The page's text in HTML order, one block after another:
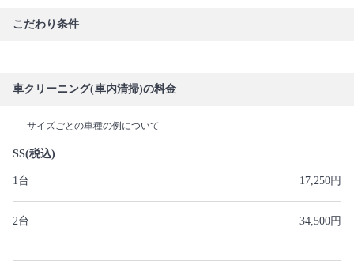
こだわり条件
車クリーニング(車内清掃)の料金
サイズごとの車種の例について
SS(税込)
1台 17,250円
2台 34,500円